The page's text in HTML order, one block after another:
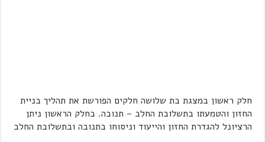
חלק ראשון במצגת בת שלושה חלקים הפורשת את תהליך בניית
החזון והטמעתו בתשלובת החלב – תנובה. בחלק הראשון ניתן
הרציונל להגדרת החזון והייעוד וניסוחו בתנובה ובתשלובת החלב